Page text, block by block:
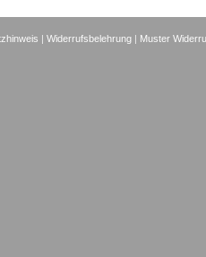
|Widerrufsbelehrung | Muster